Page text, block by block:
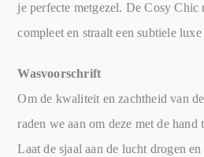
je perfecte metgezel. De Cosy Chic
compleet en straalt een subtiele
Wasvoorschrift
Om de kwaliteit en zachtheid van
raden we aan om deze met de hand
Laat de sjaal aan de lucht drogen